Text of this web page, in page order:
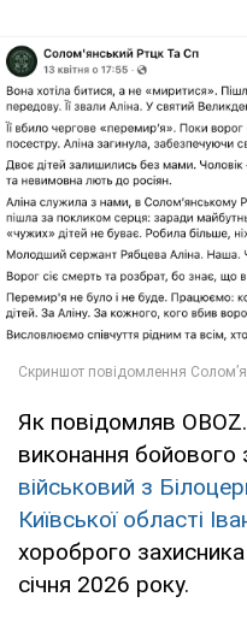
Як повідомляв
виконання бойового
військовий з
Київської області
хороброго
січня 2026 року.